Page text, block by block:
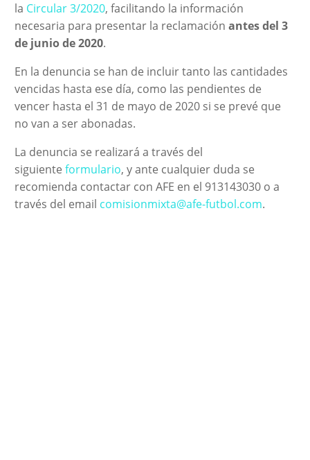
la Circular 3/2020, facilitando la información
necesaria para presentar la reclamación antes del 3
de junio de 2020.
En la denuncia se han de incluir tanto las cantidades
vencidas hasta ese día, como las pendientes de
vencer hasta el 31 de mayo de 2020 si se prevé que
no van a ser abonadas.
La denuncia se realizará a través del
siguiente formulario, y ante cualquier duda se
recomienda contactar con AFE en el 913143030 o a
través del email comisionmixta@afe-futbol.com.